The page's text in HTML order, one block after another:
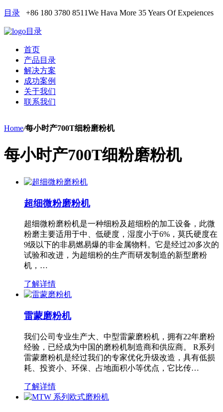
目录 +86 180 3780 8511We Hava More 35 Years Of Expeiences
目录
首页
产品目录
解决方案
成功案例
关于我们
联系我们
Home/每小时产700T细粉磨粉机
每小时产700T细粉磨粉机
超细微粉磨粉机
超细微粉磨粉机是一种细粉及超细粉的加工设备，此微
粉磨主要适用于中、低硬度，湿度小于6%，莫氏硬度在
9级以下的非易燃易爆的非金属物料。它是经过20多次的
试验和改进，为超细粉的生产而研发制造的新型磨粉
机，…
了解详情
雷蒙磨粉机
我们公司专业生产大、中型雷蒙磨粉机，拥有22年磨粉
经验，已经成为中国的磨粉机制造商和供应商。 R系列
雷蒙磨粉机是经过我们的专家优化升级改造，具有低损
耗、投资小、环保、占地面积小等优点，它比传…
了解详情